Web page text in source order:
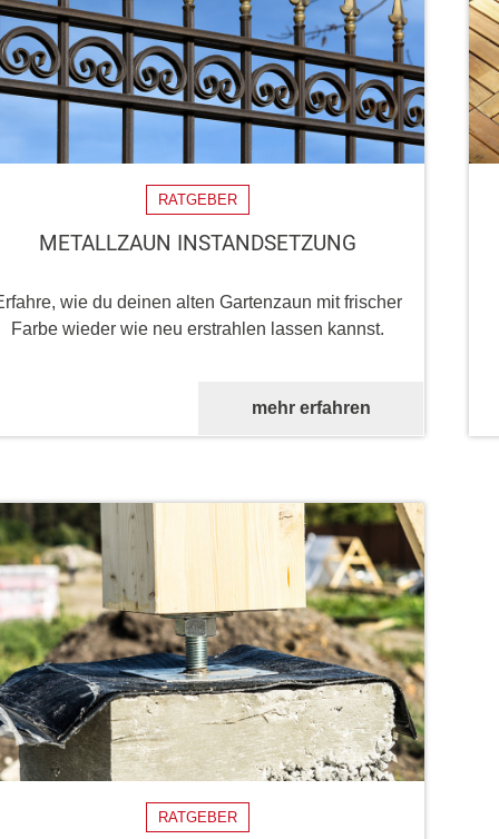
RATGEBER
METALLZAUN INSTANDSETZUNG
wie du deinen alten Gartenzaun mit frischer
Farbe wieder wie neu erstrahlen lassen kannst.
mehr erfahren
RATGEBER